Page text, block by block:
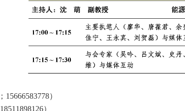
； 15666583778）
18511898126）